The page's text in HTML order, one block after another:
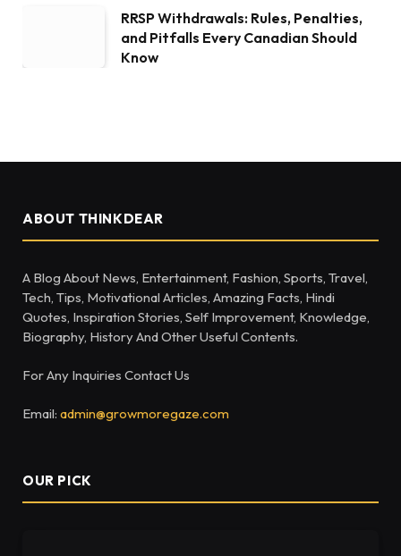
RRSP Withdrawals: Rules, Penalties,
and Pitfalls Every Canadian Should
Know
ABOUT THINKDEAR
A Blog About News, Entertainment, Fashion, Sports, Travel,
Tech, Tips, Motivational Articles, Amazing Facts, Hindi
Quotes, Inspiration Stories, Self Improvement, Knowledge,
Biography, History And Other Useful Contents.
For Any Inquiries Contact Us
Email: admin@growmoregaze.com
OUR PICK